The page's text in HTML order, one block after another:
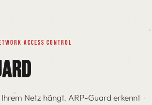
Access Control
Netz hängt. ARP-Guard erkennt